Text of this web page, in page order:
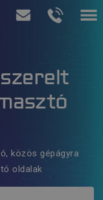
közös gépágyra
oldalak